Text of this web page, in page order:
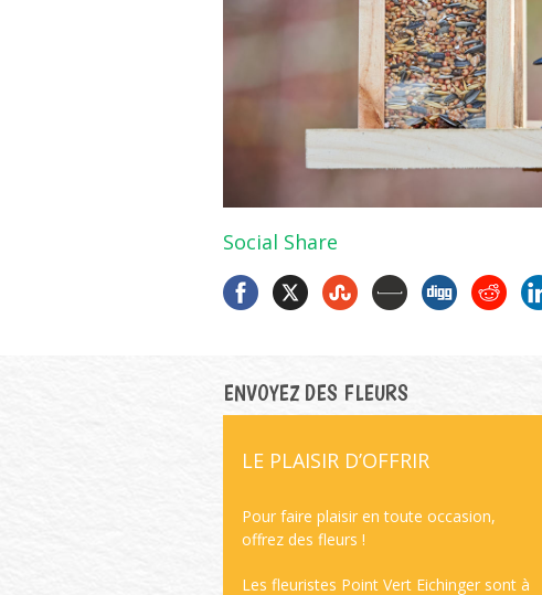
Social Share
ENVOYEZ DES FLEURS
LE PLAISIR D’OFFRIR
Pour faire plaisir en toute occasion,
offrez des fleurs !
Les fleuristes Point Vert Eichinger sont à